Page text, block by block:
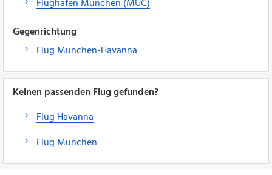
Flughafen München (MUC)
Gegenrichtung
Flug München-Havanna
Keinen passenden Flug gefunden?
Flug Havanna
Flug München